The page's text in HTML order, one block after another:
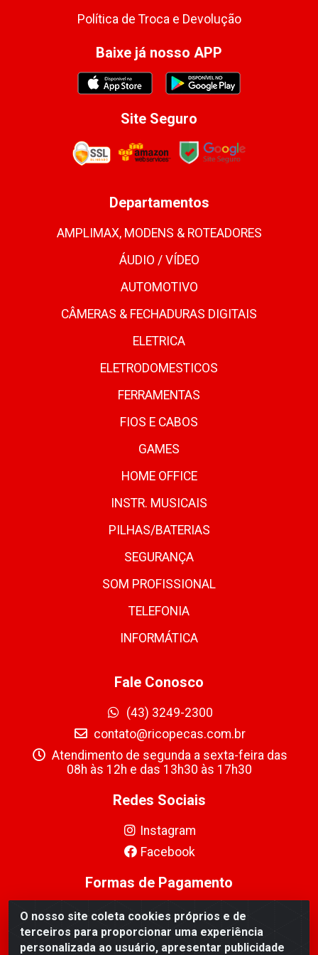
O nosso site coleta cookies próprios e de
terceiros para proporcionar uma experiência
personalizada ao usuário, apresentar publicidade
Política de Troca e Devolução
Baixe já nosso APP
Site Seguro
Departamentos
AMPLIMAX, MODENS & ROTEADORES
ÁUDIO / VÍDEO
AUTOMOTIVO
CÂMERAS & FECHADURAS DIGITAIS
ELETRICA
ELETRODOMESTICOS
FERRAMENTAS
FIOS E CABOS
GAMES
HOME OFFICE
INSTR. MUSICAIS
PILHAS/BATERIAS
SEGURANÇA
SOM PROFISSIONAL
TELEFONIA
INFORMÁTICA
Fale Conosco
(43) 3249-2300
contato@ricopecas.com.br
Atendimento de segunda a sexta-feira das
08h às 12h e das 13h30 às 17h30
Redes Sociais
Instagram
Facebook
Formas de Pagamento